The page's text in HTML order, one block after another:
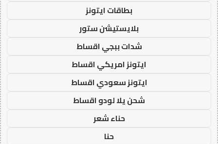
بطاقات ايتونز
بلايستيشن ستور
شدات ببجي اقساط
ايتونز امريكي اقساط
ايتونز سعودي اقساط
شحن يلا لودو اقساط
حناء شعر
حنا